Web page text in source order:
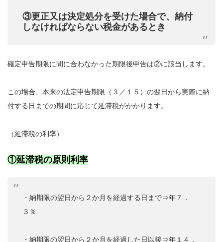
③更正又は決定処分を受けた場合で、納付
しなければならない税金があるとき
確定申告期限に間に合わなかった期限後申告は②に該当します。
この場合、本来の法定申告期限（３／１５）の翌日から実際に納
付する日までの期間に応じて延滞税がかかります。
（延滞税の利率）
①延滞税の原則利率
・納期限の翌日から２か月を経過する日まで⇒年７．
３％
・納期限の翌日から２か月を経過した日以後⇒年１４．